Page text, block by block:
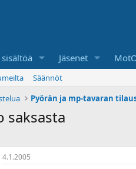
Jäsenet
Säännöt
saksasta
4.1.2005